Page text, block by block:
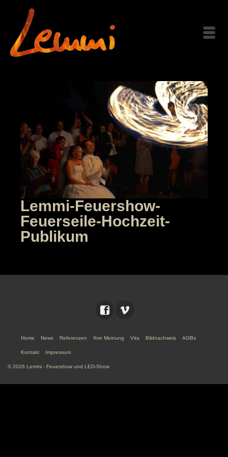
Lemmi-Feuershow-
Feuerseile-Hochzeit-
Publikum
Home News Referenzen Ihre Meinung Vita Bildnachweis AGBs
Kontakt Impressum
© 2026 Lemmi - Feuershow und LED-Show